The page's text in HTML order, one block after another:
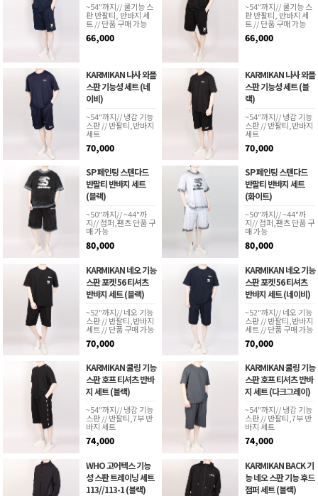
~54"까지// 쿨기능 스
판 반팔티, 반바지 세
트 // 단품 구매 가능
66,000
~54"까지// 쿨기능 스
판 반팔티, 반바지 세
트 // 단품 구매 가능
66,000
KARMIKAN 나사 와플
스판 기능성 세트 (네
이비)
~54"까지// 냉감 기능
스판 // 반팔티,반바지
세트
70,000
KARMIKAN 나사 와플
스판 기능성 세트 (블
랙)
~54"까지// 냉감 기능
스판 // 반팔티,반바지
세트
70,000
SP 페인팅 스텐다드
반팔티 반바지 세트
(블랙)
~50"까지// ~44"까
지// 점퍼,팬츠 단품 구
매 가능
80,000
SP 페인팅 스텐다드
반팔티 반바지 세트
(화이트)
~50"까지// ~44"까
지// 점퍼,팬츠 단품 구
매 가능
80,000
KARMIKAN 네오 기능
스판 포켓 56 티셔츠
반바지 세트 (블랙)
~52"까지// 네오 기능
스판 // 반팔티,반바지
세트 // 단품 구매 가능
70,000
KARMIKAN 네오 기능
스판 포켓 56 티셔츠
반바지 세트 (네이비)
~52"까지// 네오 기능
스판 // 반팔티,반바지
세트 // 단품 구매 가능
70,000
KARMIKAN 쿨링 기능
스판 호프 티셔츠 반바
지 세트 (블랙)
~54"까지// 냉감 기능
스판 // 반팔티,7부 반
바지 세트
74,000
KARMIKAN 쿨링 기능
스판 호프 티셔츠 반바
지 세트 (다크그레이)
~54"까지// 냉감 기능
스판 // 반팔티,7부 반
바지 세트
74,000
WHO 고어텍스 기능
성 스판 트레이닝 세트
113//113-1 (블랙)
KARMIKAN BACK 기
능 네오 스판 기능 후드
점퍼 세트 (블랙)